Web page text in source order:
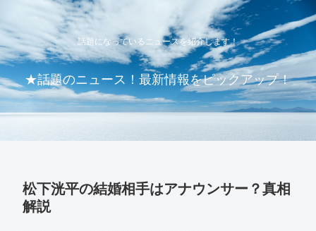
話題になっているニュースを紹介します！
★話題のニュース！最新情報をピックアップ！
松下洸平の結婚相手はアナウンサー？真相
解説